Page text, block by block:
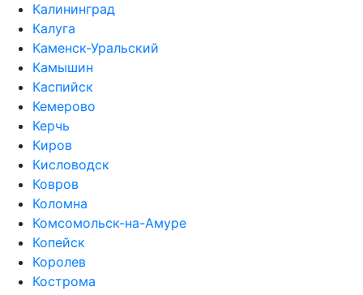
Калининград
Калуга
Каменск-Уральский
Камышин
Каспийск
Кемерово
Керчь
Киров
Кисловодск
Ковров
Коломна
Комсомольск-на-Амуре
Копейск
Королев
Кострома